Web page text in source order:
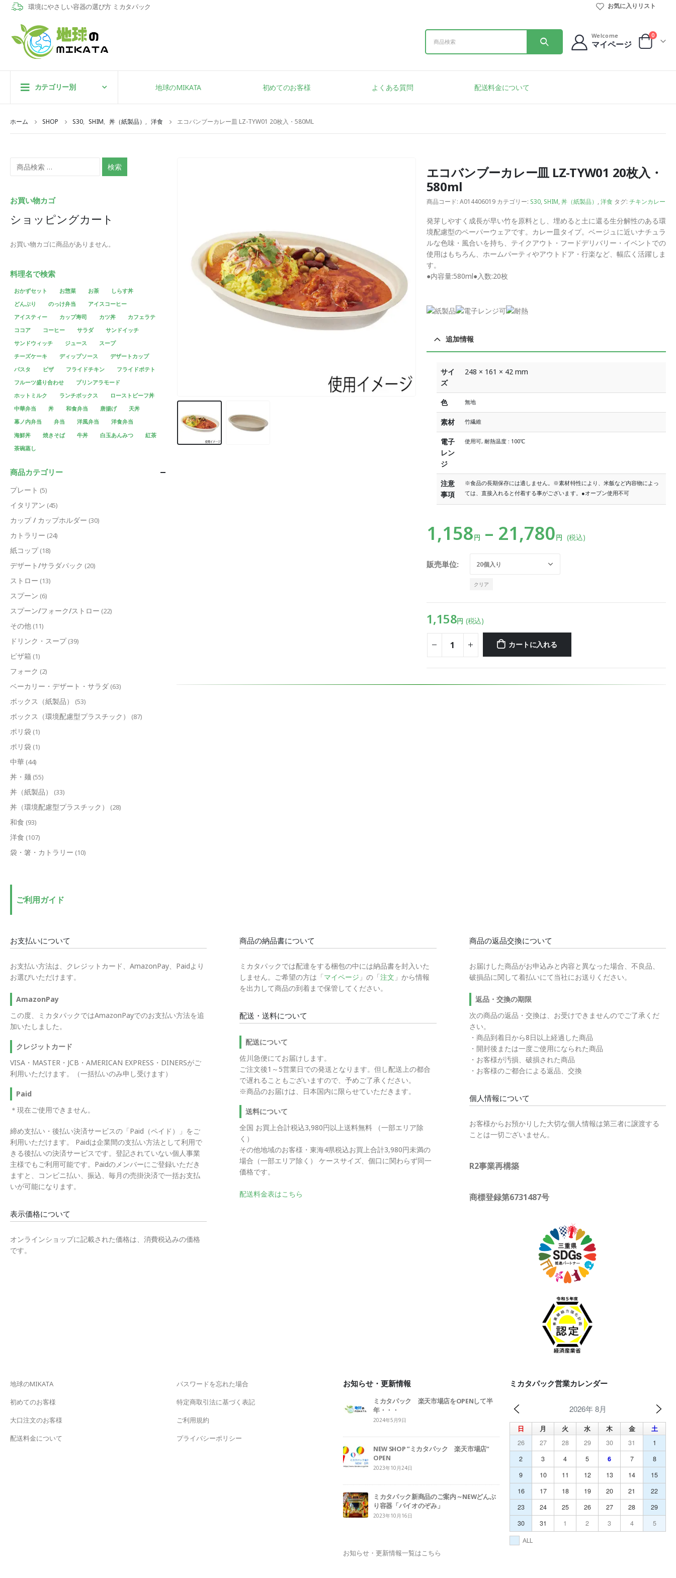
環境にやさしい容器の選び方 ミカタパック お気に入りリスト
Welcome
マイページ
0
カテゴリー別 地球のMIKATA 初めてのお客様 よくある質問 配送料金について
ホーム SHOP S30, SHIM, 丼（紙製品） , 洋食 エコバンブーカレー皿 LZ-TYW01 20枚入・580ML
エコバンブーカレー皿 LZ-TYW01 20枚入・
580ml
商品コード: A014406019 カテゴリー: S30, SHIM,丼（紙製品） ,洋食 タグ: チキンカレー
発芽しやすく成長が早い竹を原料とし、埋めると土に還る生分解性のある環
境配慮型のペーパーウェアです。カレー皿タイプ。ベージュに近いナチュラ
ルな色味・風合いを持ち、テイクアウト・フードデリバリー・イベントでの
使用はもちろん、ホームパーティやアウトドア・行楽など、幅広く活躍しま
す。
●内容量:580ml●入数:20枚
追加情報
サイ
ズ
248 × 161 × 42 mm
色 無地
素材 竹繊維
電子
レン
ジ
使用可, 耐熱温度 : 100℃
注意
事項
※食品の長期保存には適しません。※素材特性により、米飯など内容物によっ
ては、直接入れると付着する事がございます。●オーブン使用不可
1,158円 – 21,780円 (税込)
販売単位
クリア
1,158円 (税込)
カートに入れる
検索
お買い物カゴ
ショッピングカート
お買い物カゴに商品がありません。
料理名で検索
おかずセット お惣菜 お茶
しらす丼
どんぶり
のっけ弁当
アイスコーヒー
アイスティー
カップ寿司 カツ丼
カフェラテ
ココア
コーヒー サラダ
サンドイッチ
サンドウィッチ
ジュース
スープ
チーズケーキ
ディップソース
デザートカップ
パスタ
ピザ フライドチキン
フライドポテト
フルーツ盛り合わせ
プリンアラモード
ホットミルク
ランチボックス
ローストビーフ丼
中華弁当
丼 和食弁当 唐揚げ
天丼
幕ノ内弁当
弁当 洋風弁当
洋食弁当
海鮮丼
焼きそば 牛丼 白玉あんみつ
紅茶
茶碗蒸し
商品カテゴリー
プレート (5)
イタリアン (45)
カップ / カップホルダー (30)
カトラリー (24)
紙コップ (18)
デザート/サラダパック (20)
ストロー (13)
スプーン (6)
スプーン/フォーク/ストロー (22)
その他 (11)
ドリンク・スープ (39)
ピザ箱 (1)
フォーク (2)
ベーカリー・デザート・サラダ (63)
ボックス（紙製品） (53)
ボックス（環境配慮型プラスチック） (87)
ポリ袋 (1)
ポリ袋 (1)
中華 (44)
丼・麺 (55)
丼（紙製品） (33)
丼（環境配慮型プラスチック） (28)
和食 (93)
洋食 (107)
袋・箸・カトラリー (10)
ご利用ガイド
お支払いについて
お支払い方法は、クレジットカード、AmazonPay、Paidより
お選びいただけます。
AmazonPay
この度、ミカタパックではAmazonPayでのお支払い方法を追
加いたしました。
クレジットカード
VISA・MASTER・JCB・AMERICAN EXPRESS・DINERSがご
利用いただけます。（一括払いのみ申し受けます）
Paid
＊現在ご使用できません。
締め支払い・後払い決済サービスの「Paid（ペイド）」をご
利用いただけます。 Paidは企業間の支払い方法として利用で
きる後払いの決済サービスです。登記されていない個人事業
主様でもご利用可能です。Paidのメンバーにご登録いただき
ますと、コンビニ払い、振込、毎月の売掛決済で一括お支払
いが可能になります。
表示価格について
オンラインショップに記載された価格は、消費税込みの価格
です。
商品の納品書について
ミカタパックでは配達をする梱包の中には納品書を封入いた
しません。ご希望の方は「マイページ 」の「注文 」から情報
を出力して商品の到着まで保管してください。
配送・送料について
配送について
佐川急便にてお届けします。
ご注文後1～5営業日での発送となります。但し配送上の都合
で遅れることもございますので、予めご了承ください。
※商品のお届けは、日本国内に限らせていただきます。
送料について
全国 お買上合計税込3,980円以上送料無料 （一部エリア除
く）
その他地域のお客様・東海4県税込お買上合計3,980円未満の
場合（一部エリア除く） ケースサイズ、個口に関わらず同一
価格です。
配送料金表はこちら
商品の返品交換について
お届けした商品がお申込みと内容と異なった場合、不良品、
破損品に関して着払いにて当社にお送りください。
返品・交換の期限
次の商品の返品・交換は、お受けできませんのでご了承くだ
さい。
・商品到着日から8日以上経過した商品
・開封後または一度ご使用になられた商品
・お客様が汚損、破損された商品
・お客様のご都合による返品、交換
個人情報について
お客様からお預かりした大切な個人情報は第三者に譲渡する
ことは一切ございません。
R2事業再構築
商標登録第6731487号
地球のMIKATA
初めてのお客様
大口注文のお客様
配送料金について
パスワードを忘れた場合
特定商取引法に基づく表記
ご利用規約
プライバシーポリシー
お知らせ・更新情報
ミカタパック 楽天市場店をOPENして半
年・・・
2024年5月9日
NEW SHOP ”ミカタパック 楽天市場店”
OPEN
2023年10月24日
ミカタパック新商品のご案内～NEWどんぶ
り容器「バイオのぞみ」
2023年10月16日
お知らせ・更新情報一覧はこちら
ミカタパック営業カレンダー
2026年 8月
日 月 火 水 木 金
土
26
27 28 29 30 31
1
2
3 4 5 6 7
8
9
10 11 12 13 14
15
16
17 18 19 20 21
22
23
24 25 26 27 28
29
30
31 1 2 3 4 5
ALL